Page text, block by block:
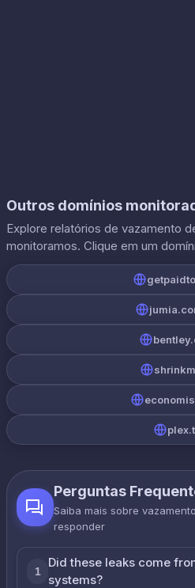
Outros domínios
Explore relatórios de vazamento
monitoramos. Clique em um
Perguntas
Saiba mais sobre
responder
1
Did these leaks come
systems?